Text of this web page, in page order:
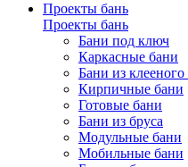
Проекты бань
Проекты бань
Бани под ключ
Каркасные бани
Бани из клееного
Кирпичные бани
Готовые бани
Бани из бруса
Модульные бани
Мобильные бани